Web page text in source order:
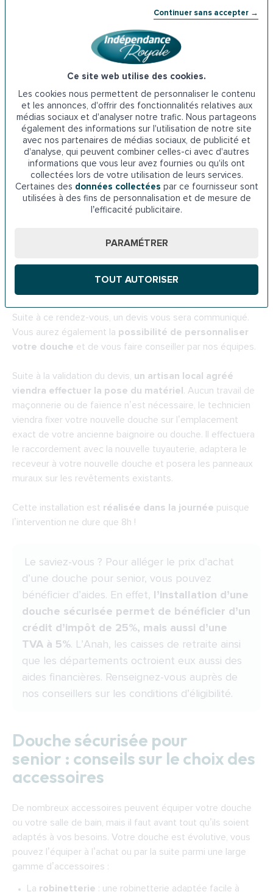
Continuer sans accepter →
Ce site web utilise des cookies.
Les cookies nous permettent de personnaliser le contenu
et les annonces, d'offrir des fonctionnalités relatives aux
médias sociaux et d'analyser notre trafic. Nous partageons
également des informations sur l'utilisation de notre site
avec nos partenaires de médias sociaux, de publicité et
d'analyse, qui peuvent combiner celles-ci avec d'autres
informations que vous leur avez fournies ou qu'ils ont
collectées lors de votre utilisation de leurs services.
Certaines des données collectées par ce fournisseur sont
utilisées à des fins de personnalisation et de mesure de
l’efficacité publicitaire.
PARAMÉTRER
TOUT AUTORISER
compte en moyenne 4 000€ à 5 000€,
mener une étudepour vérifier la faisabilité du
projet dans votre intérieur et déterminer les
équipements dont vous aurez besoin.
Installation d’une douche plain-
pied : les principales étapes
En exposant votre projet à un professionnel, vous êtes sûr
d’acquérir une douche senior de qualité , mais aussi de
bénéficier d’une installation aux normes.
faisabilité auprès de nos experts. Une première visite à
Cette visite est indispensable pour comprendre vos
Suite à ce rendez-vous, un devis vous sera communiqué.
Vous aurez également la possibilité de personnaliser
votre douche et de vous faire conseiller par nos équipes.
Suite à la validation du devis, un artisan local agréé
viendra effectuer la pose du matériel. Aucun travail de
maçonnerie ou de faïence n’est nécessaire, le technicien
viendra fixer votre nouvelle douche sur l’emplacement
exact de votre ancienne baignoire ou douche. Il effectuera
le raccordement avec la nouvelle tuyauterie, adaptera le
receveur à votre nouvelle douche et posera les panneaux
muraux sur les revêtements existants.
Cette installation est réalisée dans la journée puisque
l’intervention ne dure que 8h !
Le saviez-vous ? Pour alléger le prix d’achat
d’une douche pour senior, vous pouvez
bénéficier d’aides. En effet, l’installation d’une
douche sécurisée permet de bénéficier d’un
crédit d’impôt de 25%, mais aussi d’une
TVA à 5%. L’Anah, les caisses de retraite ainsi
que les départements octroient eux aussi des
aides financières. Renseignez-vous auprès de
nos conseillers sur les conditions d’éligibilité.
Douche sécurisée pour
senior : conseils sur le choix des
accessoires
De nombreux accessoires peuvent équiper votre douche
ou votre salle de bain, mais il faut avant tout qu’ils soient
adaptés à vos besoins. Votre douche est évolutive, vous
pouvez l’équiper à l’achat ou par la suite parmi une large
gamme d’accessoires :
La robinetterie : une robinetterie adaptée facile à